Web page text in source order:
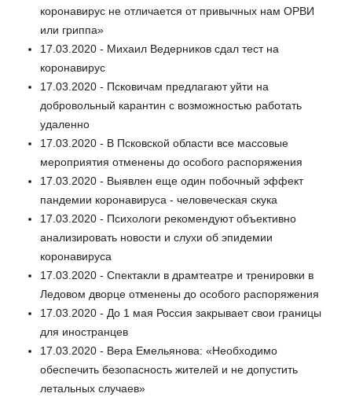
коронавирус не отличается от привычных нам ОРВИ
или гриппа»
17.03.2020 - Михаил Ведерников сдал тест на
коронавирус
17.03.2020 - Псковичам предлагают уйти на
добровольный карантин с возможностью работать
удаленно
17.03.2020 - В Псковской области все массовые
мероприятия отменены до особого распоряжения
17.03.2020 - Выявлен еще один побочный эффект
пандемии коронавируса - человеческая скука
17.03.2020 - Психологи рекомендуют объективно
анализировать новости и слухи об эпидемии
коронавируса
17.03.2020 - Спектакли в драмтеатре и тренировки в
Ледовом дворце отменены до особого распоряжения
17.03.2020 - До 1 мая Россия закрывает свои границы
для иностранцев
17.03.2020 - Вера Емельянова: «Необходимо
обеспечить безопасность жителей и не допустить
летальных случаев»